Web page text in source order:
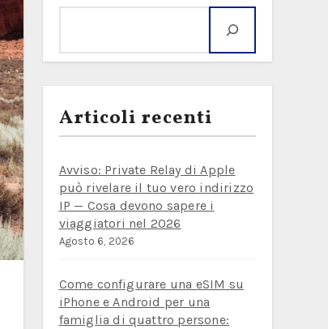
Articoli recenti
Avviso: Private Relay di Apple
può rivelare il tuo vero indirizzo
IP — Cosa devono sapere i
viaggiatori nel 2026
Agosto 6, 2026
Come configurare una eSIM su
iPhone e Android per una
famiglia di quattro persone: